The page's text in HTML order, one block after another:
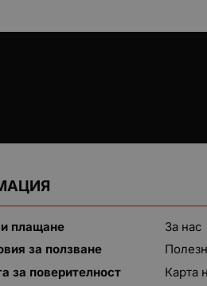
плащане
за ползване
за поверителност
За нас
Карта